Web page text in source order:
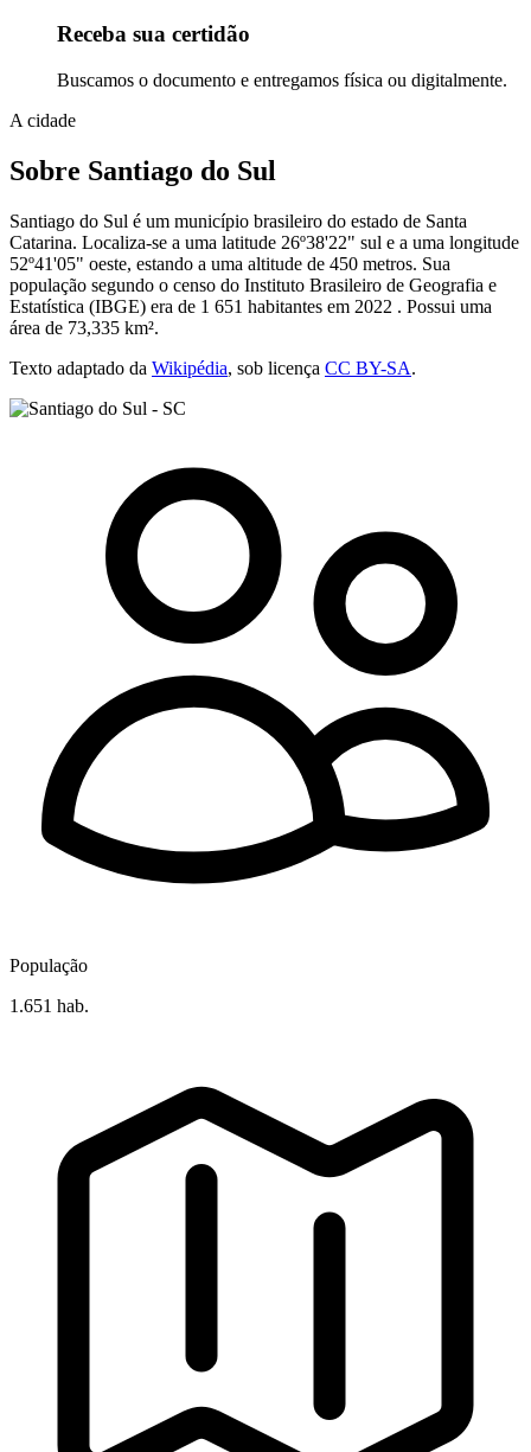
Receba sua certidão
Buscamos o documento e entregamos física ou digitalmente.
A cidade
Sobre Santiago do Sul
Santiago do Sul é um município brasileiro do estado de Santa
Catarina. Localiza-se a uma latitude 26º38'22" sul e a uma longitude
52º41'05" oeste, estando a uma altitude de 450 metros. Sua
população segundo o censo do Instituto Brasileiro de Geografia e
Estatística (IBGE) era de 1 651 habitantes em 2022 . Possui uma
área de 73,335 km².
Texto adaptado da Wikipédia, sob licença CC BY-SA.
População
1.651 hab.